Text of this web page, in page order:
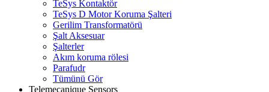
TeSys Kontaktör
TeSys D Motor Koruma Şalteri
Gerilim Transformatörü
Şalt Aksesuar
Şalterler
Akım koruma rölesi
Parafudr
Tümünü Gör
Telemecanique Sensors